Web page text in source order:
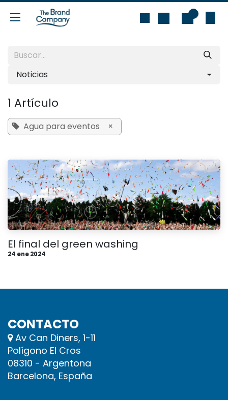
Ir al contenido
Noticias
1 Artículo
Agua para eventos ×
El final del green washing
24 ene 2024
CONTACTO
Av Can Diners, 1-11
Polígono El Cros
08310 - Argentona
Barcelona, España